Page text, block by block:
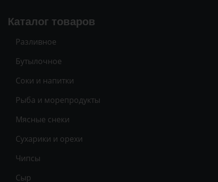
Каталог товаров
Разливное
Бутылочное
Соки и напитки
Рыба и морепродукты
Мясные снеки
Сухарики и орехи
Чипсы
Сыр